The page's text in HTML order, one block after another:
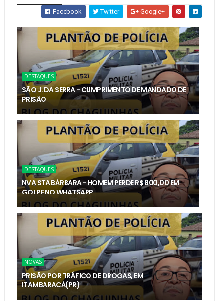
Facebook Twitter Google+
DESTAQUES
SÃO J. DA SERRA - CUMPRIMENTO DE MANDADO DE
PRISÃO
DESTAQUES
NVA STA BÁRBARA - HOMEM PERDE R$ 800,00 EM
GOLPE NO WHATSAPP
NOVAS
PRISÃO POR TRÁFICO DE DROGAS, EM
ITAMBARACÁ(PR)